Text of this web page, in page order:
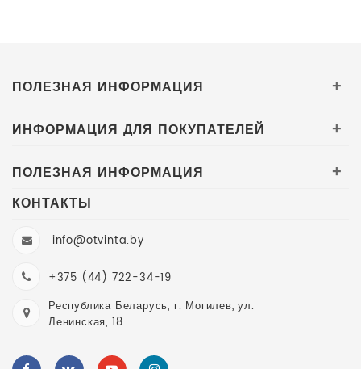
ПОЛЕЗНАЯ ИНФОРМАЦИЯ +
ИНФОРМАЦИЯ ДЛЯ ПОКУПАТЕЛЕЙ +
ПОЛЕЗНАЯ ИНФОРМАЦИЯ +
КОНТАКТЫ
info@otvinta.by
+375 (44) 722-34-19
Республика Беларусь, г. Могилев, ул.
Ленинская, 18